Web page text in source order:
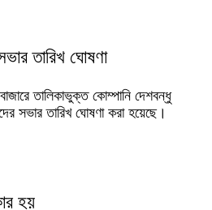
তারিখ ঘোষণা
তালিকাভুক্ত কোম্পানি দেশবন্ধু
সভার তারিখ ঘোষণা করা হয়েছে।
হয়